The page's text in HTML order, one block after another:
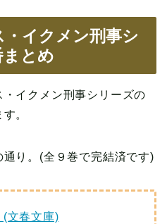
イクメン刑事シ
まとめ
イクメン刑事シリーズの
。
り。(全９巻で完結済です)
(文春文庫)